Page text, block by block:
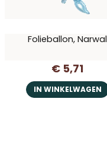
Folieballon, Narwal
€ 5,71
IN WINKELWAGEN